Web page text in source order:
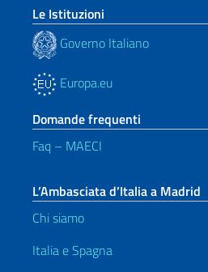
Le Istituzioni
Governo Italiano
Europa.eu
Domande frequenti
Faq – MAECI
L’Ambasciata d’Italia a Madrid
Chi siamo
Italia e Spagna